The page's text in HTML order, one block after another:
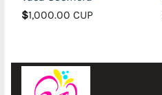
$1,000.00 CUP